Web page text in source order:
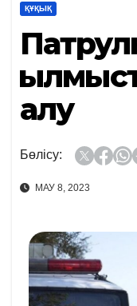
ҚҰҚЫҚ
алу
Бөлісу:
МАУ 8, 2023